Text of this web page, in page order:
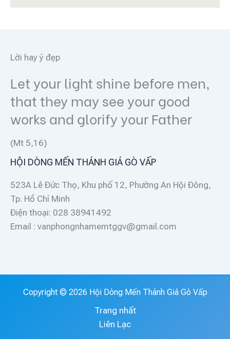
Lời hay ý đẹp
Let your light shine before men,
that they may see your good
works and glorify your Father
(Mt 5,16)
HỘI DÒNG MẾN THÁNH GIÁ GÒ VẤP
523A Lê Đức Thọ, Khu phố 12, Phường An Hội Đông,
Tp. Hồ Chí Minh
Điện thoại: 028 38941492
Email : vanphongnhamemtggv@gmail.com
Copyright © 2026 Hội Dòng Mến Thánh Giá Gò Vấp
Trang nhất
Liên Lạc